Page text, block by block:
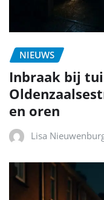
NIEUWS
Inbraak bij
en oren
Lisa